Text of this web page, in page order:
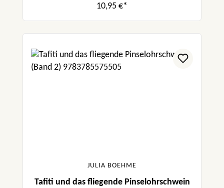
10,95 €*
JULIA BOEHME
Tafiti und das fliegende Pinselohrschwein